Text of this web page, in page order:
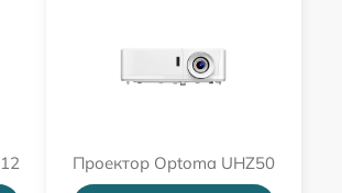
Проектор Optoma UHZ50